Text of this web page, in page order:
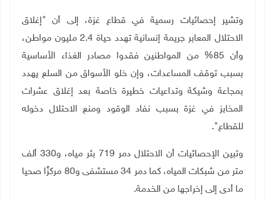
وتشير إحصائيات رسمية في قطاع غزة، إلى أن "إغلاق
الاحتلال المعابر جريمة إنسانية تهدد حياة 2.4 مليون مواطن،
وأن 85% من المواطنين فقدوا مصادر الغذاء الأساسية
بسبب توقف المساعدات، وإن خلو الأسواق من السلع يهدد
بمجاعة وشيكة وتداعيات خطيرة خاصة بعد إغلاق عشرات
المخابز في غزة بسبب نفاد الوقود ومنع الاحتلال دخوله
للقطاع".
وتبين الإحصائيات أن الاحتلال دمر 719 بئر مياه، و330 ألف
متر من شبكات المياه، كما دمر 34 مستشفى و80 مركزًا صحيا
ما أدى إلى إخراجها من الخدمة.